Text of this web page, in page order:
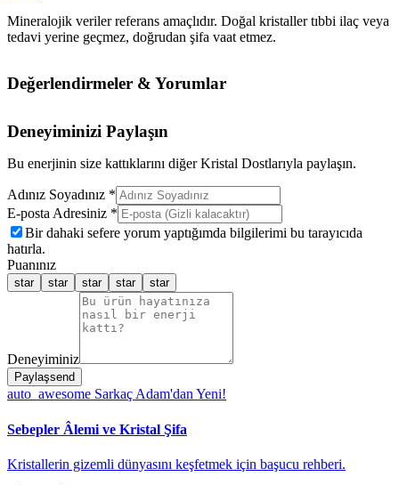
Mineralojik veriler referans amaçlıdır. Doğal kristaller tıbbi ilaç veya
tedavi yerine geçmez, doğrudan şifa vaat etmez.
Değerlendirmeler & Yorumlar
Deneyiminizi Paylaşın
Bu enerjinin size kattıklarını diğer Kristal Dostlarıyla paylaşın.
Adınız Soyadınız *
E-posta Adresiniz *
Bir dahaki sefere yorum yaptığımda bilgilerimi bu tarayıcıda
hatırla.
Puanınız
star star star star star
Deneyiminiz
Paylaşsend
auto_awesome Sarkaç Adam'dan Yeni!
Sebepler Âlemi ve Kristal Şifa
Kristallerin gizemli dünyasını keşfetmek için başucu rehberi.